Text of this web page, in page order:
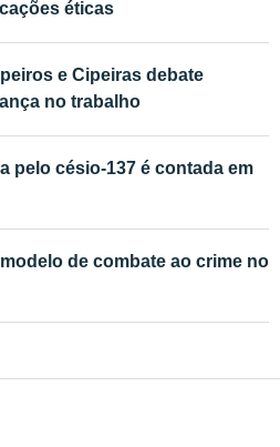
éticas
e Cipeiras debate
no trabalho
pelo césio-137 é contada em
de combate ao crime no